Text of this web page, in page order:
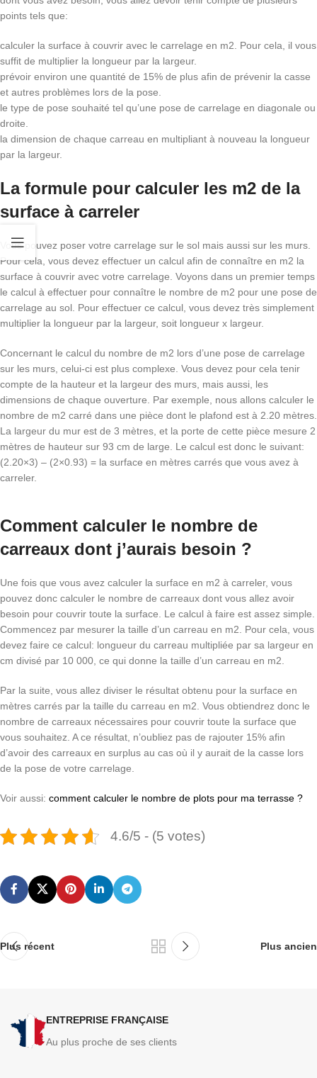
points tels que:
calculer la surface à couvrir avec le carrelage en m2. Pour cela, il vous
suffit de multiplier la longueur par la largeur.
prévoir environ une quantité de 15% de plus afin de prévenir la casse
et autres problèmes lors de la pose.
le type de pose souhaité tel qu’une pose de carrelage en diagonale ou
droite.
la dimension de chaque carreau en multipliant à nouveau la longueur
par la largeur.
La formule pour calculer les m2 de la
surface à carreler
Vous pouvez poser votre carrelage sur le sol mais aussi sur les murs.
Pour cela, vous devez effectuer un calcul afin de connaître en m2 la
surface à couvrir avec votre carrelage. Voyons dans un premier temps
le calcul à effectuer pour connaître le nombre de m2 pour une pose de
carrelage au sol. Pour effectuer ce calcul, vous devez très simplement
multiplier la longueur par la largeur, soit longueur x largeur.
Concernant le calcul du nombre de m2 lors d’une pose de carrelage
sur les murs, celui-ci est plus complexe. Vous devez pour cela tenir
compte de la hauteur et la largeur des murs, mais aussi, les
dimensions de chaque ouverture. Par exemple, nous allons calculer le
nombre de m2 carré dans une pièce dont le plafond est à 2.20 mètres.
La largeur du mur est de 3 mètres, et la porte de cette pièce mesure 2
mètres de hauteur sur 93 cm de large. Le calcul est donc le suivant:
(2.20×3) – (2×0.93) = la surface en mètres carrés que vous avez à
carreler.
Comment calculer le nombre de
carreaux dont j’aurais besoin ?
Une fois que vous avez calculer la surface en m2 à carreler, vous
pouvez donc calculer le nombre de carreaux dont vous allez avoir
besoin pour couvrir toute la surface. Le calcul à faire est assez simple.
Commencez par mesurer la taille d’un carreau en m2. Pour cela, vous
devez faire ce calcul: longueur du carreau multipliée par sa largeur en
cm divisé par 10 000, ce qui donne la taille d’un carreau en m2.
Par la suite, vous allez diviser le résultat obtenu pour la surface en
mètres carrés par la taille du carreau en m2. Vous obtiendrez donc le
nombre de carreaux nécessaires pour couvrir toute la surface que
vous souhaitez. A ce résultat, n’oubliez pas de rajouter 15% afin
d’avoir des carreaux en surplus au cas où il y aurait de la casse lors
de la pose de votre carrelage.
Voir aussi: comment calculer le nombre de plots pour ma terrasse ?
4.6/5 - (5 votes)
Plus récent Plus ancien
ENTREPRISE FRANÇAISE
Au plus proche de ses clients